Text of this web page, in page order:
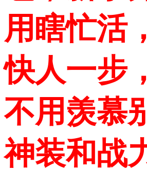
用瞎忙活
快人一步
不用羡慕
神装和战